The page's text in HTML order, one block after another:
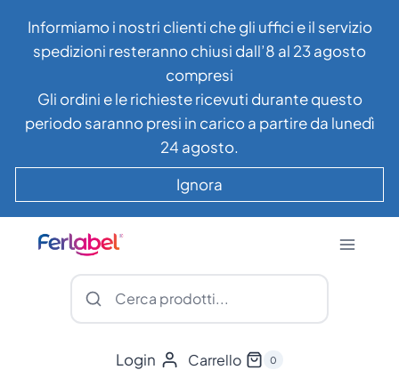
contenuto
Informiamo i nostri clienti che gli uffici e il servizio
spedizioni resteranno chiusi dall’8 al 23 agosto
compresi
Gli ordini e le richieste ricevuti durante questo
periodo saranno presi in carico a partire da lunedì
24 agosto.
Ignora
Login Carrello 0